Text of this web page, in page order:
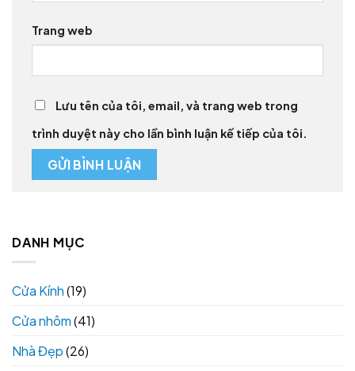
Trang web
Lưu tên của tôi, email, và trang web trong
trình duyệt này cho lần bình luận kế tiếp của tôi.
DANH MỤC
Cửa Kính(19)
Cửa nhôm(41)
Nhà Đẹp(26)